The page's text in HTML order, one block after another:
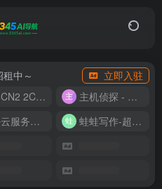
中～
立即入驻
香港CN2 2C2G20M 9.9/月
主机侦探 - 少花钱，用好云
海外云服务器全网最低价 蛙蛙写作-超级AI智能写作助手